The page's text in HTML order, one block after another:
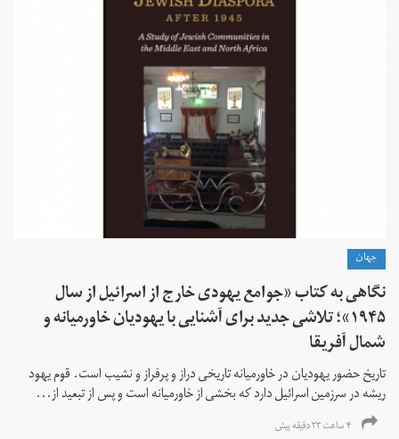
جهان
نگاهی به کتاب «جوامع یهودی خارج از اسرائیل از سال
۱۹۴۵»؛ تلاشی جدید برای آشنایی با یهودیان خاورمیانه و
شمال آفریقا
تاریخ حضور یهودیان در خاورمیانه تاریخی دراز و پرفراز و نشیب است. قوم یهود
ریشه در سرزمین اسرائیل دارد که بخشی از خاورمیانه است و پس از تبعید از...
۴ ساعت ۲۳ دقیقه پیش